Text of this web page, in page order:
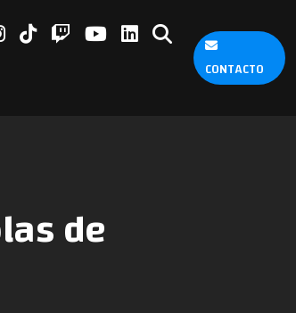
CONTACTO
de